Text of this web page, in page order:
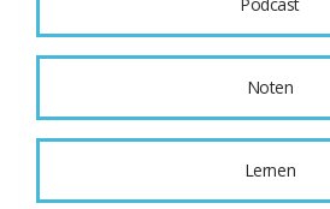
Podcast
Noten
Lernen